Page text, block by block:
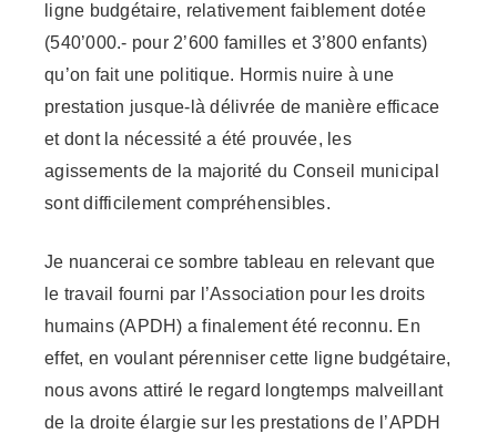
ligne budgétaire, relativement faiblement dotée
(540’000.- pour 2’600 familles et 3’800 enfants)
qu’on fait une politique. Hormis nuire à une
prestation jusque-là délivrée de manière efficace
et dont la nécessité a été prouvée, les
agissements de la majorité du Conseil municipal
sont difficilement compréhensibles.
Je nuancerai ce sombre tableau en relevant que
le travail fourni par l’Association pour les droits
humains (APDH) a finalement été reconnu. En
effet, en voulant pérenniser cette ligne budgétaire,
nous avons attiré le regard longtemps malveillant
de la droite élargie sur les prestations de l’APDH